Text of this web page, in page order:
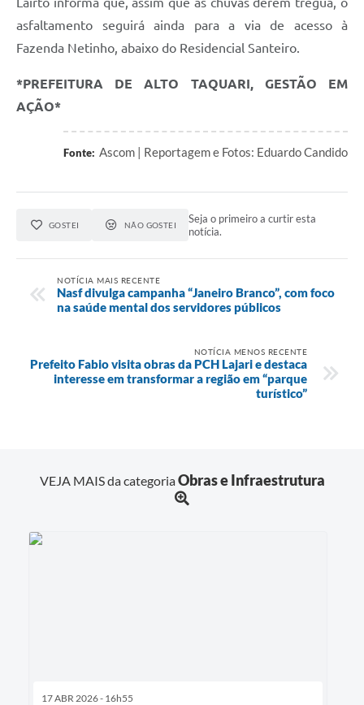
asfaltamento seguirá ainda para a via de acesso à
Fazenda Netinho, abaixo do Residencial Santeiro.
*PREFEITURA DE ALTO TAQUARI, GESTÃO EM
AÇÃO*
Fonte: Ascom | Reportagem e Fotos: Eduardo Candido
GOSTEI NÃO GOSTEI
Seja o primeiro a curtir esta
notícia.
NOTÍCIA MAIS RECENTE
Nasf divulga campanha “Janeiro Branco”, com foco
na saúde mental dos servidores públicos
NOTÍCIA MENOS RECENTE
Prefeito Fabio visita obras da PCH Lajari e destaca
interesse em transformar a região em “parque
turístico”
VEJA MAIS da categoriaObras e Infraestrutura
17 ABR 2026 - 16h55